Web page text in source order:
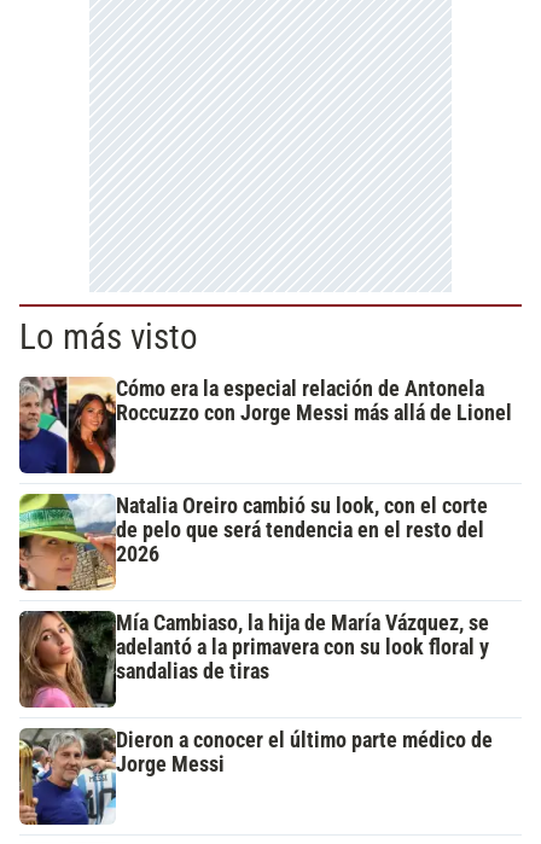
Lo más visto
Cómo era la especial relación de Antonela
Roccuzzo con Jorge Messi más allá de Lionel
Natalia Oreiro cambió su look, con el corte
de pelo que será tendencia en el resto del
2026
Mía Cambiaso, la hija de María Vázquez, se
adelantó a la primavera con su look floral y
sandalias de tiras
Dieron a conocer el último parte médico de
Jorge Messi